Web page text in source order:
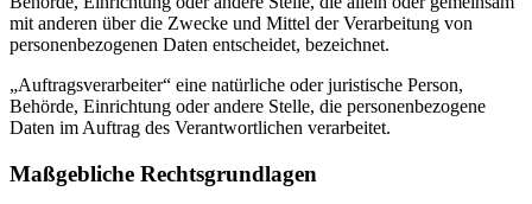
mit anderen über die Zwecke und Mittel der Verarbeitung von
personenbezogenen Daten entscheidet, bezeichnet.
„Auftragsverarbeiter“ eine natürliche oder juristische Person,
Behörde, Einrichtung oder andere Stelle, die personenbezogene
Daten im Auftrag des Verantwortlichen verarbeitet.
Maßgebliche Rechtsgrundlagen